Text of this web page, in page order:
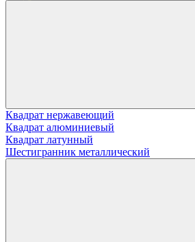
Квадрат нержавеющий
Квадрат алюминиевый
Квадрат латунный
Шестигранник металлический